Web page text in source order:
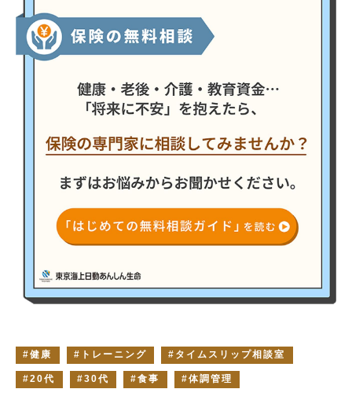
健康 トレーニング タイムスリップ相談室
20代 30代 食事 体調管理